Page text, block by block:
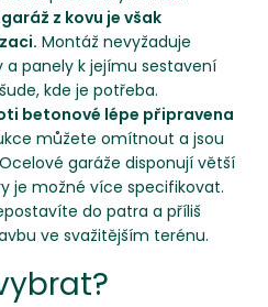
z kovu je však
Montáž nevyžaduje
panely k jejímu sestavení
kde je potřeba.
betonové lépe připravena
můžete omítnout a jsou
garáže disponují větší
je možné více specifikovat.
do patra a příliš
ve svažitějším terénu.